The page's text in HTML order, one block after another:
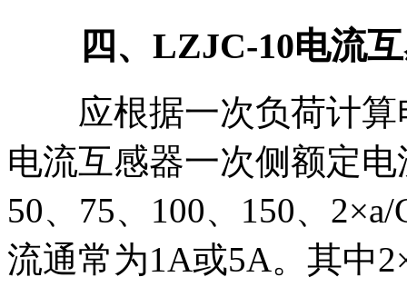
四、LZJC-10电流互
应根据一次负荷计算
电流互感器一次侧额定
50、75、100、150、
流通常为1A或5A。其中